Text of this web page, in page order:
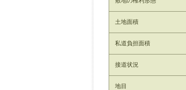
土地面積
私道負担面積
接道状況
地目